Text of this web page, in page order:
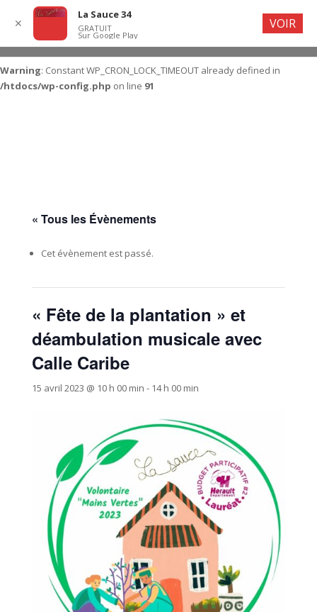
Warning: Constant WP_CRON_LOCK_TIMEOUT already defined in
/htdocs/wp-config.php on line 91
« Tous les Évènements
Cet évènement est passé.
« Fête de la plantation » et
déambulation musicale avec
Calle Caribe
15 avril 2023 @ 10 h 00 min - 14 h 00 min
✕
La Sauce 34
GRATUIT
Sur Google Play
VOIR